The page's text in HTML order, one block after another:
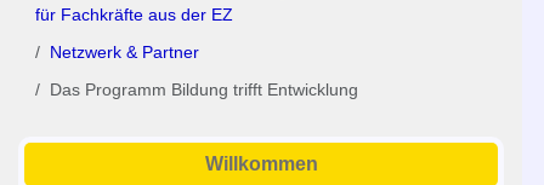
für Fachkräfte aus der EZ
Netzwerk & Partner
Das Programm Bildung trifft Entwicklung
Willkommen